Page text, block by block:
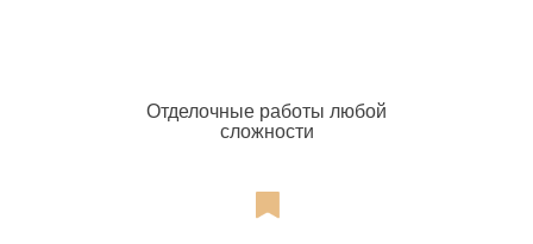
Отделочные работы любой
сложности